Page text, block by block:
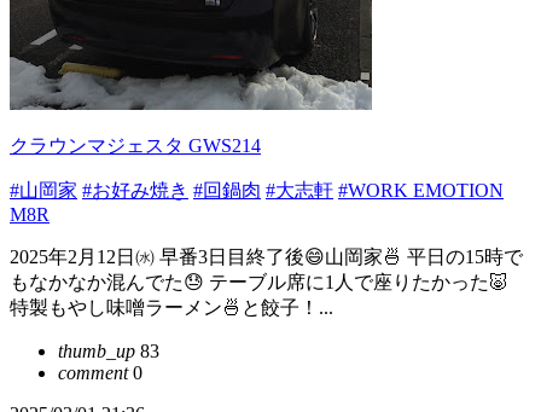
クラウンマジェスタ GWS214
#山岡家 #お好み焼き #回鍋肉 #大志軒 #WORK EMOTION
M8R
2025年2月12日㈬ 早番3日目終了後😄山岡家🍜 平日の15時で
もなかなか混んでた😓 テーブル席に1人で座りたかった🐷
特製もやし味噌ラーメン🍜と餃子！...
thumb_up 83
comment0